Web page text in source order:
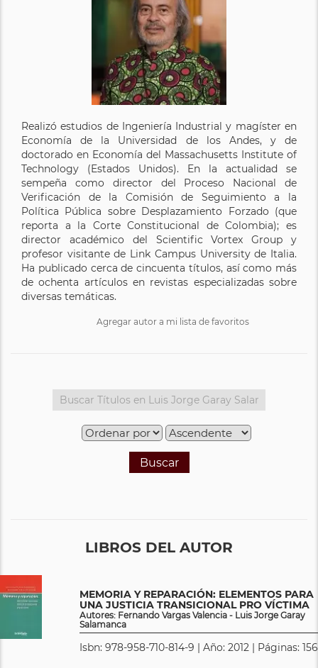
Realizó estudios de Ingeniería Industrial y magíster en
Economía de la Universidad de los Andes, y de
doctorado en Economía del Massachusetts Institute of
Technology (Estados Unidos). En la actualidad se
sempeña como director del Proceso Nacional de
Verificación de la Comisión de Seguimiento a la
Política Pública sobre Desplazamiento Forzado (que
reporta a la Corte Constitucional de Colombia); es
director académico del Scientific Vortex Group y
profesor visitante de Link Campus University de Italia.
Ha publicado cerca de cincuenta títulos, así como más
de ochenta artículos en revistas especializadas sobre
diversas temáticas.
Agregar autor a mi lista de favoritos
Buscar
LIBROS DEL AUTOR
MEMORIA Y REPARACIÓN: ELEMENTOS PARA
UNA JUSTICIA TRANSICIONAL PRO VÍCTIMA
Autores: Fernando Vargas Valencia - Luis Jorge Garay
Salamanca
Isbn: 978-958-710-814-9 | Año: 2012 | Páginas: 156